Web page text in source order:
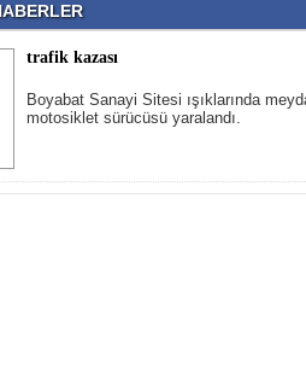
trafik kazası
Boyabat Sanayi Sitesi ışıklarında
motosiklet sürücüsü yaralandı.